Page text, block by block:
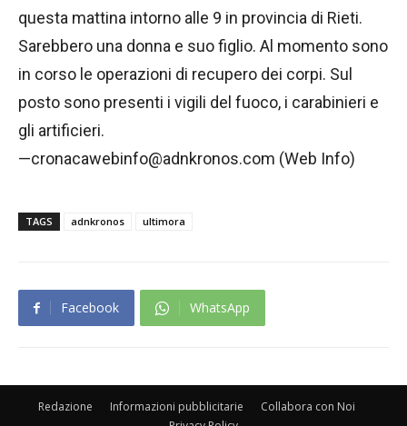
questa mattina intorno alle 9 in provincia di Rieti.
Sarebbero una donna e suo figlio. Al momento sono
in corso le operazioni di recupero dei corpi. Sul
posto sono presenti i vigili del fuoco, i carabinieri e
gli artificieri.
—cronacawebinfo@adnkronos.com (Web Info)
TAGS adnkronos ultimora
Facebook WhatsApp
Redazione Informazioni pubblicitarie
Collabora con Noi